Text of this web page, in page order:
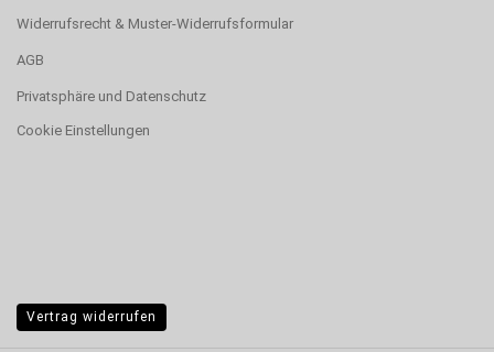
Widerrufsrecht & Muster-Widerrufsformular
AGB
Privatsphäre und Datenschutz
Cookie Einstellungen
Vertrag widerrufen